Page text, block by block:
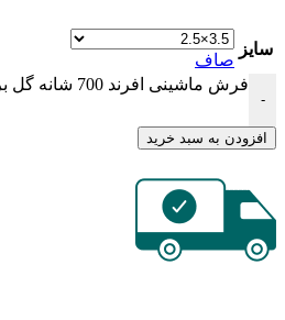
سایز
صاف
-
فرش ماشینی افرند 700 شانه گل برجسته کد 7771 عدد
افزودن به سبد خرید